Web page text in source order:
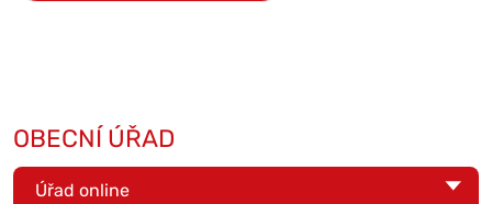
OBECNÍ ÚŘAD
Úřad online